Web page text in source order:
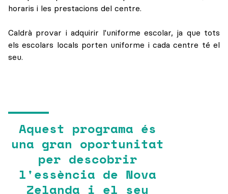
horaris i les prestacions del centre.
Caldrà provar i adquirir l'uniforme escolar, ja que tots
els escolars locals porten uniforme i cada centre té el
seu.
Aquest programa és
una gran oportunitat
per descobrir
l'essència de Nova
Zelanda i el seu